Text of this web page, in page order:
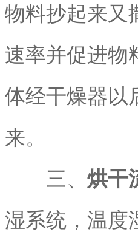
物料抄起来又
速率并促进物
体经干燥器以
来。
三、 烘干
湿系统，温度